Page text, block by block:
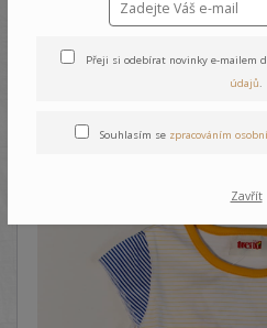
Dětské dlouhé
Chobotnice -
Přeji si odebírat novinky e-mailem
údajů.
Souhlasím se zpracováním
Zavřít